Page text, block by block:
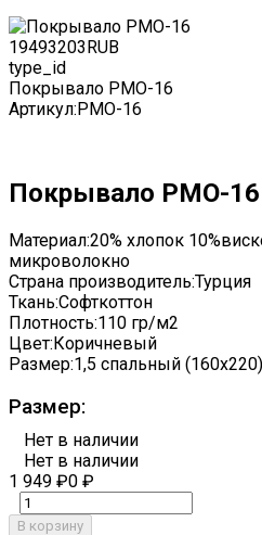
19493203RUB
type_id
Покрывало PMO-16
Артикул:PMO-16
Покрывало PMO-16
Материал:20% хлопок
микроволокно
Страна производитель:Турция
Ткань:Софткоттон
Плотность:110 гр/м2
Цвет:Коричневый
Размер:1,5 спальный (160x220)
Размер:
Нет в наличии
Нет в наличии
1 949 ₽0 ₽
В корзину